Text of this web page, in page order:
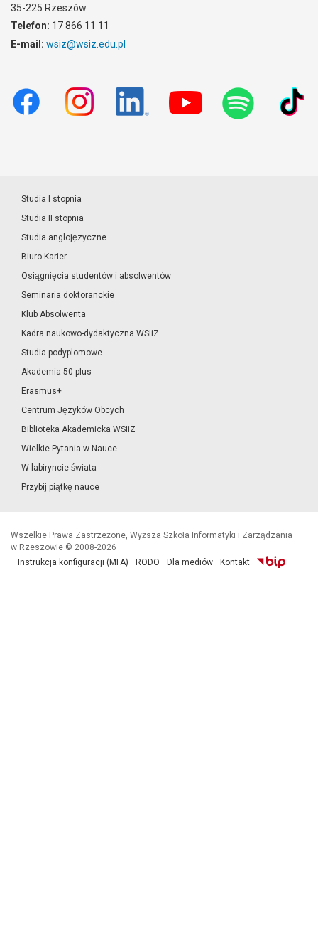
35-225 Rzeszów
Telefon: 17 866 11 11
E-mail: wsiz@wsiz.edu.pl
Studia I stopnia
Studia II stopnia
Studia anglojęzyczne
Biuro Karier
Osiągnięcia studentów i absolwentów
Seminaria doktoranckie
Klub Absolwenta
Kadra naukowo-dydaktyczna WSIiZ
Studia podyplomowe
Akademia 50 plus
Erasmus+
Centrum Języków Obcych
Biblioteka Akademicka WSIiZ
Wielkie Pytania w Nauce
W labiryncie świata
Przybij piątkę nauce
Wszelkie Prawa Zastrzeżone, Wyższa Szkoła Informatyki i Zarządzania
w Rzeszowie © 2008-2026
Instrukcja konfiguracji (MFA)
RODO Dla mediów Kontakt